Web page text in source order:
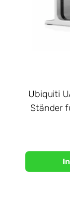
Ubiquiti
Ständer